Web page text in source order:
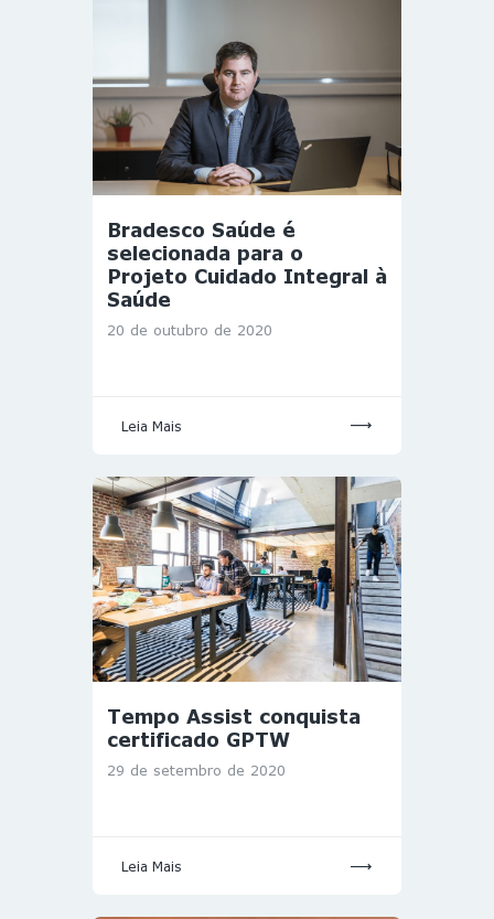
Bradesco Saúde é
selecionada para o
Projeto Cuidado Integral à
Saúde
20 de outubro de 2020
Leia Mais
Tempo Assist conquista
certificado GPTW
29 de setembro de 2020
Leia Mais